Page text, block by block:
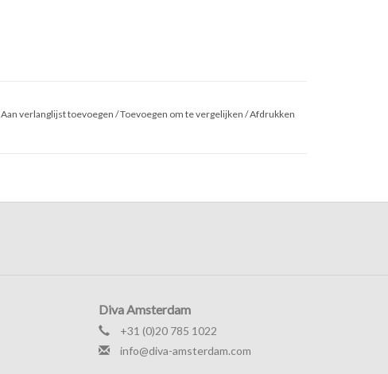
Aan verlanglijst toevoegen /Toevoegen om te vergelijken /Afdrukken
Diva Amsterdam
+31 (0)20 785 1022
info@diva-amsterdam.com